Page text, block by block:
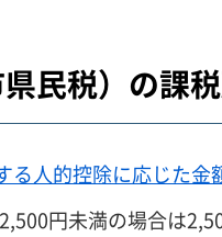
民税）の課
る人的控除に応じた金
円未満の場合は